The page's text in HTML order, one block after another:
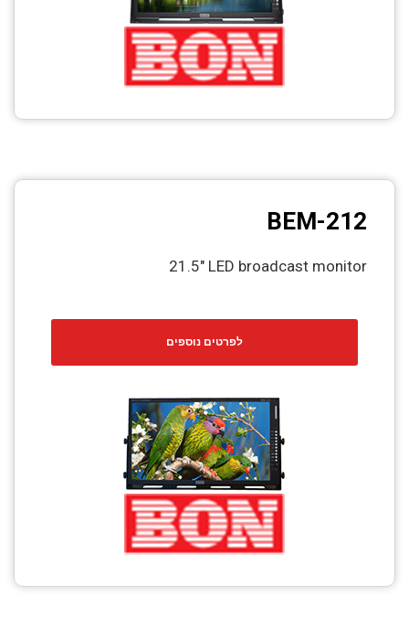
BEM-212
21.5" LED broadcast monitor
לפרטים נוספים